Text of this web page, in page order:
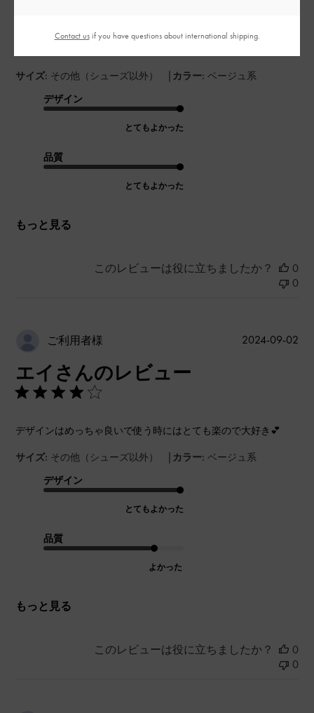
購入しなかったのか…笑もうそろそろ夏が終わりますがギリギリ
サイズ: その他（シューズ以外） | カラー: ベージュ系
デザイン
とてもよかった
品質
とてもよかった
もっと見る
このレビューは役に立ちましたか？
0
0
ご利用者様
エイさんのレビュー
デザインはめっちゃ良いで使う時にはとても楽ので大好き💕
サイズ: その他（シューズ以外） | カラー: ベージュ系
デザイン
とてもよかった
品質
よかった
もっと見る
公
2024-09-02
このレビューは役に立ちましたか？
0
0
Contact usif you have questions about international shipping.